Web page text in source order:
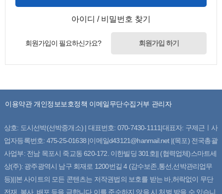
아이디 / 비밀번호 찾기
회원가입이 필요하신가요? 회원가입 하기
이용약관 개인정보보호정책 이메일무단수집거부 관리자
상호: 도시선박(선박중개소) | 대표번호: 070-7430-1111|대표자: 구제근ㅣ사
업자등록번호: 475-25-01638 |이메일d43121@hanmail.net |(목포) 전국총괄
사업부: 전남 목포시 죽교동 620-172. 이한빌딩 301호|| (협력업체)스마트세
상(주): 광주광역시 남구 회재로 1200번길 4 (감수보존,통선,선박관리업무
등)||본 사이트의 모든 콘텐츠는 저작권법의 보호를 받는 바,허락없이 무단
전재, 복사, 배포 등을 금합니다.이를 준수하지 않을 시 처벌 받을 수 있습니